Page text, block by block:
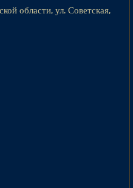
области, ул. Советская,